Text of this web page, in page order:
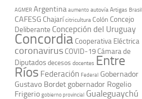
AGMER Argentina aumento autovía Artigas Brasil
CAFESG Chajarí citricultura Colón Concejo
Deliberante Concepción del Uruguay
Concordia Cooperativa Eléctrica
coronavirus COVID-19 Cámara de
Diputadosdecesos docentes Entre
Ríos Federación Federal Gobernador
Gustavo Bordet gobernador Rogelio
Frigerio gobierno provincial Gualeguaychú